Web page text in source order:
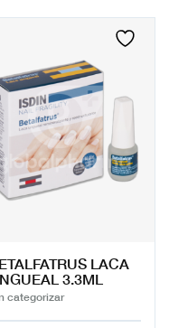
LACA
3.3ML
categorizar